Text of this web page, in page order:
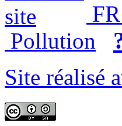
FR
Pollution
Site réalisé